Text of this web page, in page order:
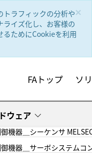
×
トラフィックの分析や
イズ化し、お客様の
るためにCookieを利用
FAトップ ソ
ウェア
機器＿シーケンサ
機器＿サーボシステムコ